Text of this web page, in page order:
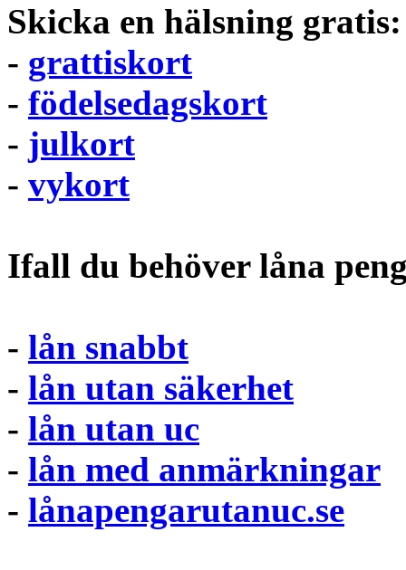
Skicka en hälsning gratis:
- grattiskort
- födelsedagskort
- julkort
- vykort
Ifall du behöver låna
- lån snabbt
- lån utan säkerhet
- lån utan uc
- lån med anmärkningar
- lånapengarutanuc.se